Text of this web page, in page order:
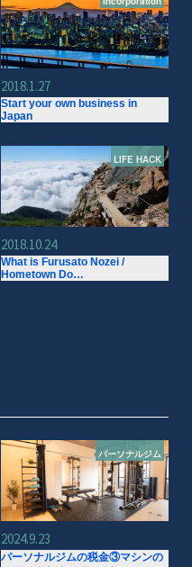
2018.1.27
Start your own business in
Japan
LIFE HACK
2018.10.24
What is Furusato Nozei /
Hometown Do…
パーソナルジム
2024.9.23
パーソナルジムの税金③マシンの